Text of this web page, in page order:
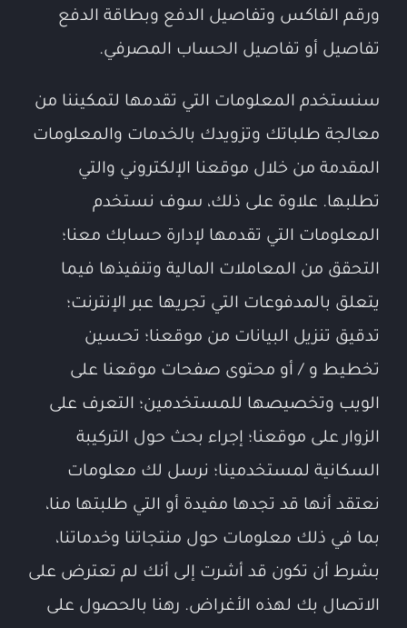
ورقم الفاكس وتفاصيل الدفع وبطاقة الدفع
تفاصيل أو تفاصيل الحساب المصرفي.
سنستخدم المعلومات التي تقدمها لتمكيننا من
معالجة طلباتك وتزويدك بالخدمات والمعلومات
المقدمة من خلال موقعنا الإلكتروني والتي
تطلبها. علاوة على ذلك، سوف نستخدم
المعلومات التي تقدمها لإدارة حسابك معنا؛
التحقق من المعاملات المالية وتنفيذها فيما
يتعلق بالمدفوعات التي تجريها عبر الإنترنت؛
تدقيق تنزيل البيانات من موقعنا؛ تحسين
تخطيط و / أو محتوى صفحات موقعنا على
الويب وتخصيصها للمستخدمين؛ التعرف على
الزوار على موقعنا؛ إجراء بحث حول التركيبة
السكانية لمستخدمينا؛ نرسل لك معلومات
نعتقد أنها قد تجدها مفيدة أو التي طلبتها منا،
بما في ذلك معلومات حول منتجاتنا وخدماتنا،
بشرط أن تكون قد أشرت إلى أنك لم تعترض على
الاتصال بك لهذه الأغراض. رهنا بالحصول على